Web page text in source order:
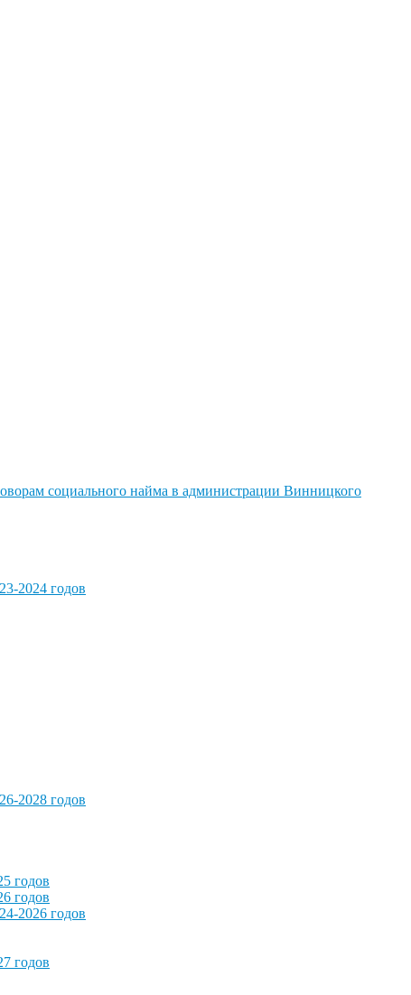
социального найма в администрации Винницкого
2024 годов
2028 годов
годов
годов
2026 годов
годов